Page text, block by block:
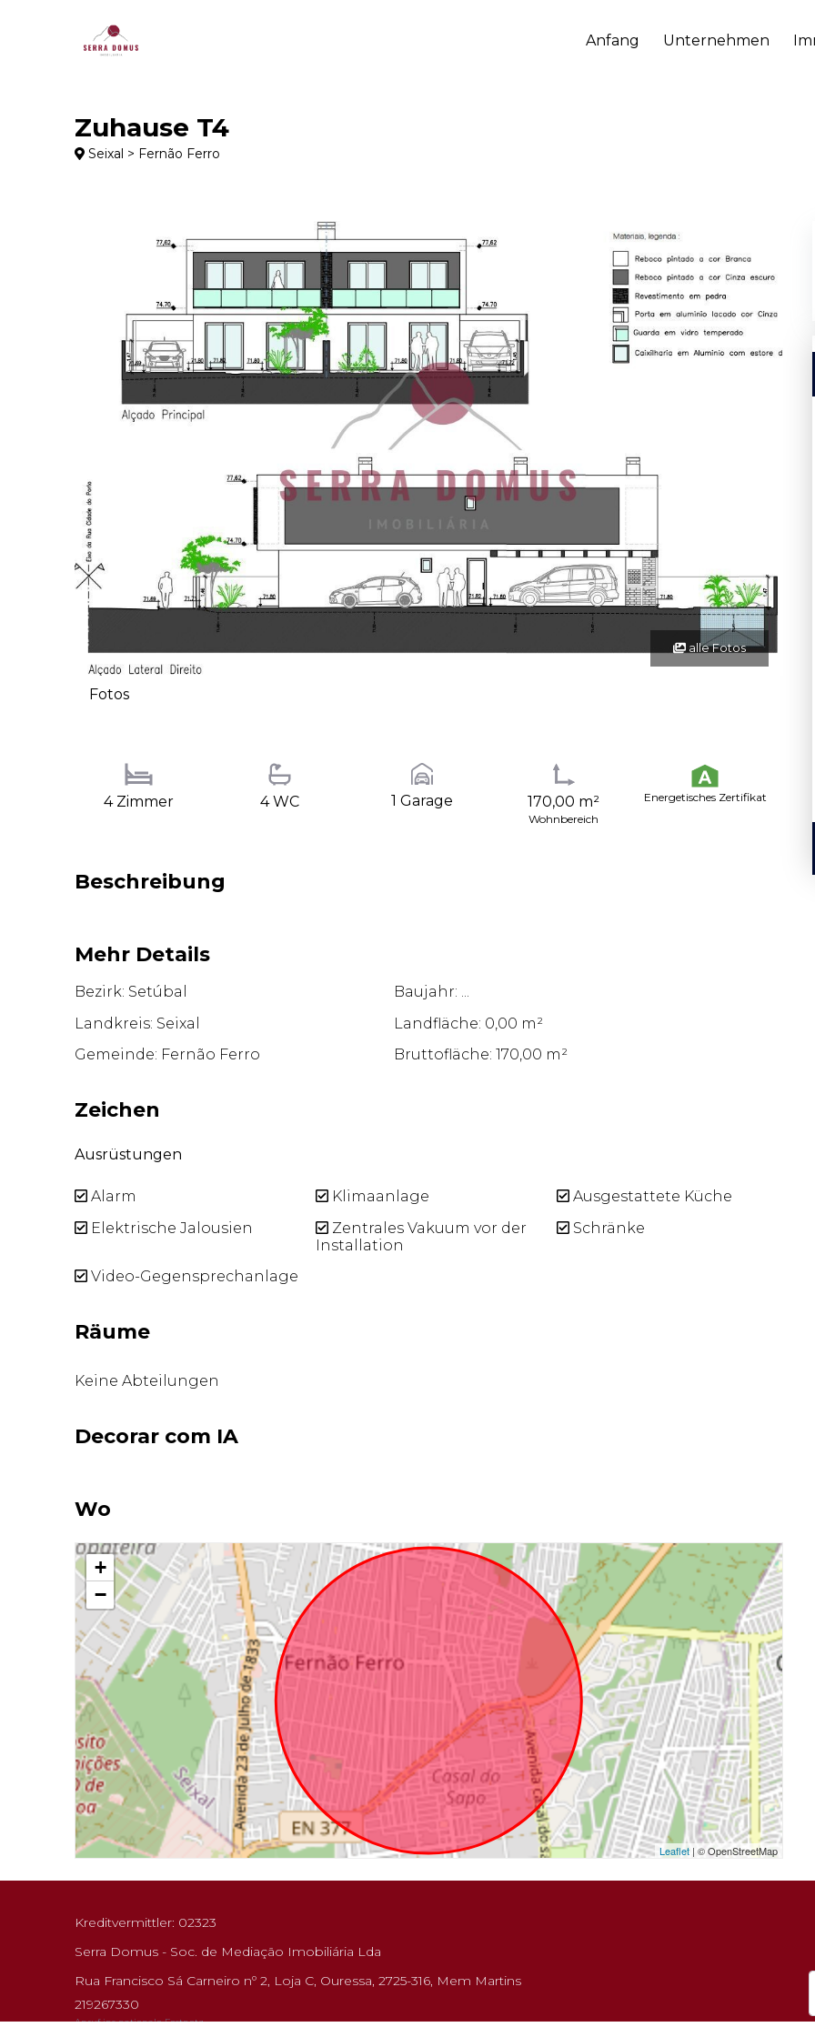
Anfang Unternehmen
Zuhause T4
Seixal > Fernão Ferro
alle Fotos
Fotos
4 Zimmer 4 WC 1 Garage 170,00 m²
Wohnbereich
Energetisches Zertifikat
Beschreibung
Mehr Details
Bezirk: Setúbal
Baujahr: ...
Landkreis: Seixal
Landfläche: 0,00 m²
Gemeinde: Fernão Ferro
Bruttofläche: 170,00 m²
Zeichen
Ausrüstungen
Alarm Klimaanlage
Ausgestattete Küche
Elektrische Jalousien
Zentrales Vakuum vor der
Installation
Schränke
Video-Gegensprechanlage
Räume
Keine Abteilungen
Decorar com IA
Wo
+
−
Leaflet| © OpenStreetMap
Kreditvermittler: 02323
Serra Domus - Soc. de Mediação Imobiliária Lda
Rua Francisco Sá Carneiro nº 2, Loja C, Ouressa, 2725-316, Mem Martins
219267330
Anruf ins nationale Festnetz